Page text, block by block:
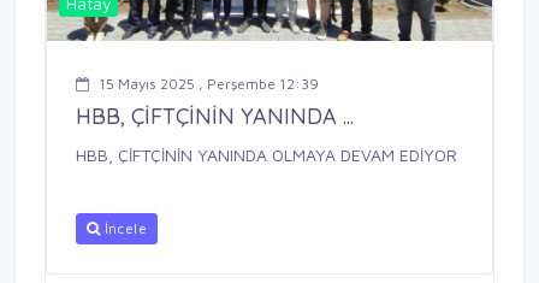
15 Mayıs 2025 , Perşembe 12:39
HBB, ÇİFTÇİNİN YANINDA ...
HBB, ÇİFTÇİNİN YANINDA OLMAYA DEVAM EDİYOR
İncele